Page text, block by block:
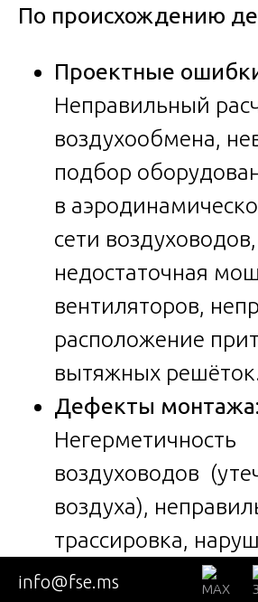
По происхождению
Проектные
Неправильный
воздухообмена,
подбор
в
сети воздуховодов,
недостаточная
вентиляторов,
расположение
вытяжных
Дефекты монтажа:
Негерметичность
воздуховодов
воздуха),
трассировка,
уклонов,
info@fse.ms